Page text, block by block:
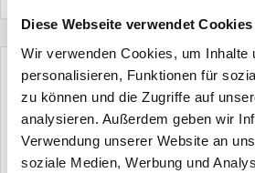
Diese Webseite verwendet Cookies
Wir verwenden Cookies, um Inhalte
personalisieren, Funktionen für
zu können und die Zugriffe auf
analysieren. Außerdem geben wir
Verwendung unserer Website an
soziale Medien, Werbung und
+ Zu Google Kalender
+ iCal / Outlook export